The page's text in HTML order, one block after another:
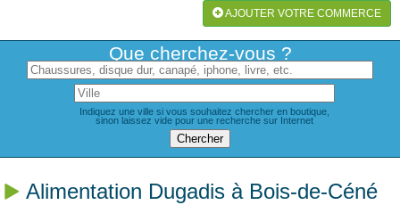
AJOUTER VOTRE COMMERCE
Que cherchez-vous ?
Indiquez une ville si vous souhaitez chercher en boutique,
sinon laissez vide pour une recherche sur Internet
Alimentation Dugadis à Bois-de-Céné